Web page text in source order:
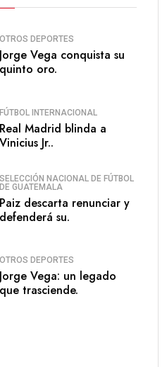
OTROS DEPORTES
Jorge Vega conquista su
quinto oro.
FÚTBOL INTERNACIONAL
Real Madrid blinda a
Vinicius Jr..
SELECCIÓN NACIONAL DE FÚTBOL
DE GUATEMALA
Paiz descarta renunciar y
defenderá su.
OTROS DEPORTES
Jorge Vega: un legado
que trasciende.